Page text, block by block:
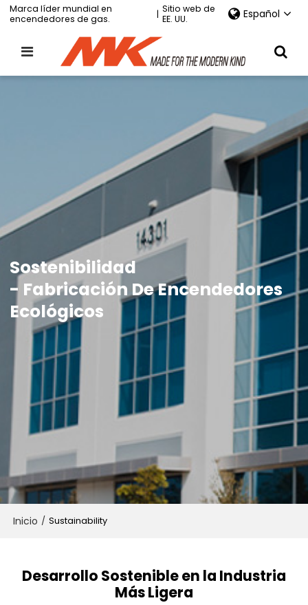
Marca líder mundial en
encendedores de gas.
| Sitio web de
EE. UU.
Español
Sostenibilidad
- Fabricación De Encendedores
Ecológicos
Inicio / Sustainability
Desarrollo Sostenible en la Industria
Más Ligera